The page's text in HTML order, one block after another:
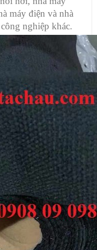
máy điện và nhà
nghiệp khác.